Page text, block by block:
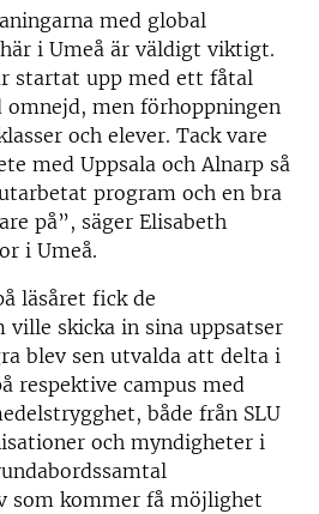
med global
i Umeå är väldigt viktigt.
startat upp med ett fåtal
omnejd, men förhoppningen
och elever. Tack vare
med Uppsala och Alnarp så
program och en bra
på”, säger Elisabeth
i Umeå.
läsåret fick de
ville skicka in sina uppsatser
blev sen utvalda att delta i
respektive campus med
både från SLU
och myndigheter i
som kommer få möjlighet